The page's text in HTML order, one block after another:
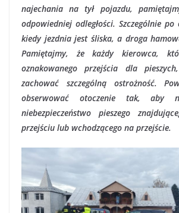
najechania na tył pojazdu,
odpowiedniej odległości. Szczególnie po
kiedy jezdnia jest śliska, a droga
Pamiętajmy, że każdy kierowca,
oznakowanego przejścia dla
zachować szczególną ostrożność.
obserwować otoczenie tak, aby
niebezpieczeństwo pieszego
przejściu lub wchodzącego na przejście.